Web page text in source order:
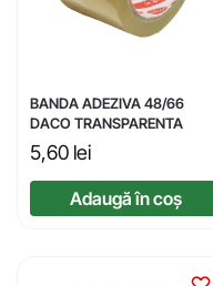
BANDA ADEZIVA 48/66
DACO TRANSPARENTA
5,60 lei
Adaugă în coș